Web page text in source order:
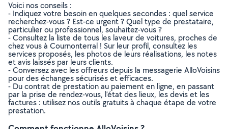
Voici nos conseils :
- Indiquez votre besoin en quelques secondes : quel service
recherchez-vous ? Est-ce urgent ? Quel type de prestataire,
particulier ou professionnel, souhaitez-vous ?
- Consultez la liste de tous les laveur de voitures, proches de
chez vous à Cournonterral ! Sur leur profil, consultez les
services proposés, les photos de leurs réalisations, les notes
et avis laissés par leurs clients.
- Conversez avec les offreurs depuis la messagerie AlloVoisins
pour des échanges sécurisés et efficaces.
- Du contrat de prestation au paiement en ligne, en passant
par la prise de rendez-vous, l’état des lieux, les devis et les
factures : utilisez nos outils gratuits à chaque étape de votre
prestation.